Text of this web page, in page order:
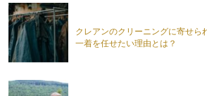
クレアンのクリーニングに寄せら
一着を任せたい理由とは？